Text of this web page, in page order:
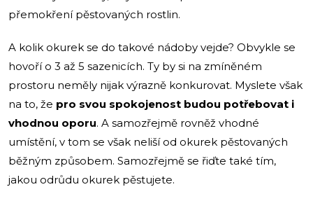
přemokření pěstovaných rostlin.
A kolik okurek se do takové nádoby vejde? Obvykle se
hovoří o 3 až 5 sazenicích. Ty by si na zmíněném
prostoru neměly nijak výrazně konkurovat. Myslete však
na to, že pro svou spokojenost budou potřebovat i
vhodnou oporu. A samozřejmě rovněž vhodné
umístění, v tom se však neliší od okurek pěstovaných
běžným způsobem. Samozřejmě se řiďte také tím,
jakou odrůdu okurek pěstujete.